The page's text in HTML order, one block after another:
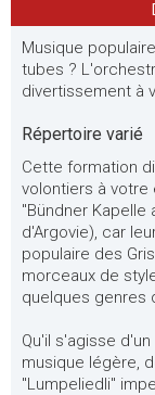
Musique
tubes ?
divertissement à
Répertoire varié
Cette formation
volontiers à votre
"Bündner
d'Argovie), car
populaire des
morceaux de
quelques genres
Qu'il s'agisse
musique légère,
"Lumpeliedli"